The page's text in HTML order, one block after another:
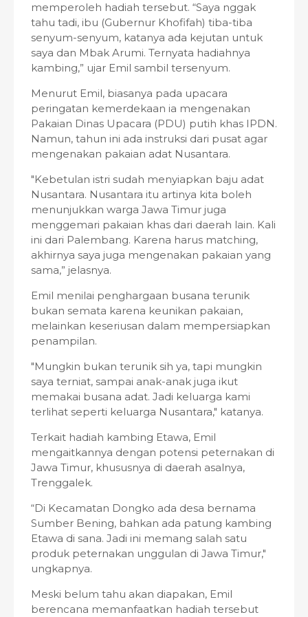
memperoleh hadiah tersebut. “Saya nggak
tahu tadi, ibu (Gubernur Khofifah) tiba-tiba
senyum-senyum, katanya ada kejutan untuk
saya dan Mbak Arumi. Ternyata hadiahnya
kambing,” ujar Emil sambil tersenyum.
Menurut Emil, biasanya pada upacara
peringatan kemerdekaan ia mengenakan
Pakaian Dinas Upacara (PDU) putih khas IPDN.
Namun, tahun ini ada instruksi dari pusat agar
mengenakan pakaian adat Nusantara.
"Kebetulan istri sudah menyiapkan baju adat
Nusantara. Nusantara itu artinya kita boleh
menunjukkan warga Jawa Timur juga
menggemari pakaian khas dari daerah lain. Kali
ini dari Palembang. Karena harus matching,
akhirnya saya juga mengenakan pakaian yang
sama,” jelasnya.
Emil menilai penghargaan busana terunik
bukan semata karena keunikan pakaian,
melainkan keseriusan dalam mempersiapkan
penampilan.
"Mungkin bukan terunik sih ya, tapi mungkin
saya terniat, sampai anak-anak juga ikut
memakai busana adat. Jadi keluarga kami
terlihat seperti keluarga Nusantara," katanya.
Terkait hadiah kambing Etawa, Emil
mengaitkannya dengan potensi peternakan di
Jawa Timur, khususnya di daerah asalnya,
Trenggalek.
“Di Kecamatan Dongko ada desa bernama
Sumber Bening, bahkan ada patung kambing
Etawa di sana. Jadi ini memang salah satu
produk peternakan unggulan di Jawa Timur,"
ungkapnya.
Meski belum tahu akan diapakan, Emil
berencana memanfaatkan hadiah tersebut